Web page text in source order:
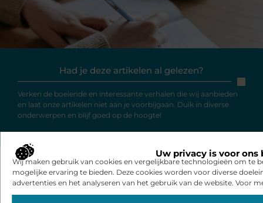
Uw privacy is voor
Wij maken gebruik van cookies en vergelijkbare technologieën om te
mogelijke ervaring te bieden. Deze cookies worden voor diverse
advertenties en het analyseren van het gebruik van de website. Voor
Had je deze artikelen al gelezen?
Verken de boeiende en interessante verhalen die wij aanbieden
en laat onze artikelen niet aan je voorbijgaan. Duik in diverse
onderwerpen en blijf goed op de hoogte!
Gerelateerde artikelendie u mogelijk